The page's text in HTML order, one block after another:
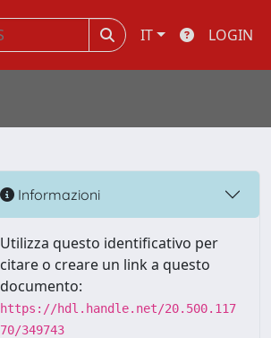
IT LOGIN
Informazioni
Utilizza questo identificativo per
citare o creare un link a questo
documento:
https://hdl.handle.net/20.500.117
70/349743